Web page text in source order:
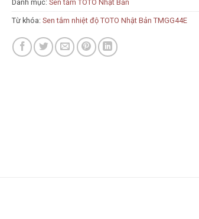
Danh mục: Sen tắm TOTO Nhật Bản
Từ khóa: Sen tắm nhiệt độ TOTO Nhật Bản TMGG44E